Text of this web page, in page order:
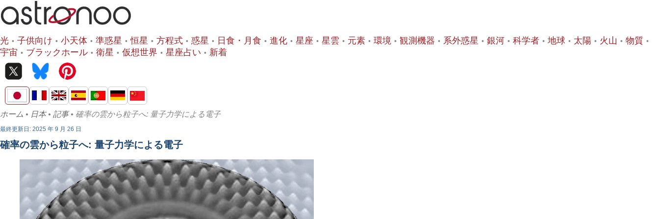
光 子供向け 小天体 準惑星 恒星 方程式 惑星 日食・月食 進化 星座 星雲 元素 環境 観測機器 系外惑星 銀河 科学者 地球 太陽 火山
物質
宇宙
ブラックホール 衛星 仮想世界 星座占い 新着
ホーム • 日本• 記事• 確率の雲から粒子へ: 量子力学による電子
最終更新日: 2025 年 9 月 26 日
確率の雲から粒子へ: 量子力学による電子